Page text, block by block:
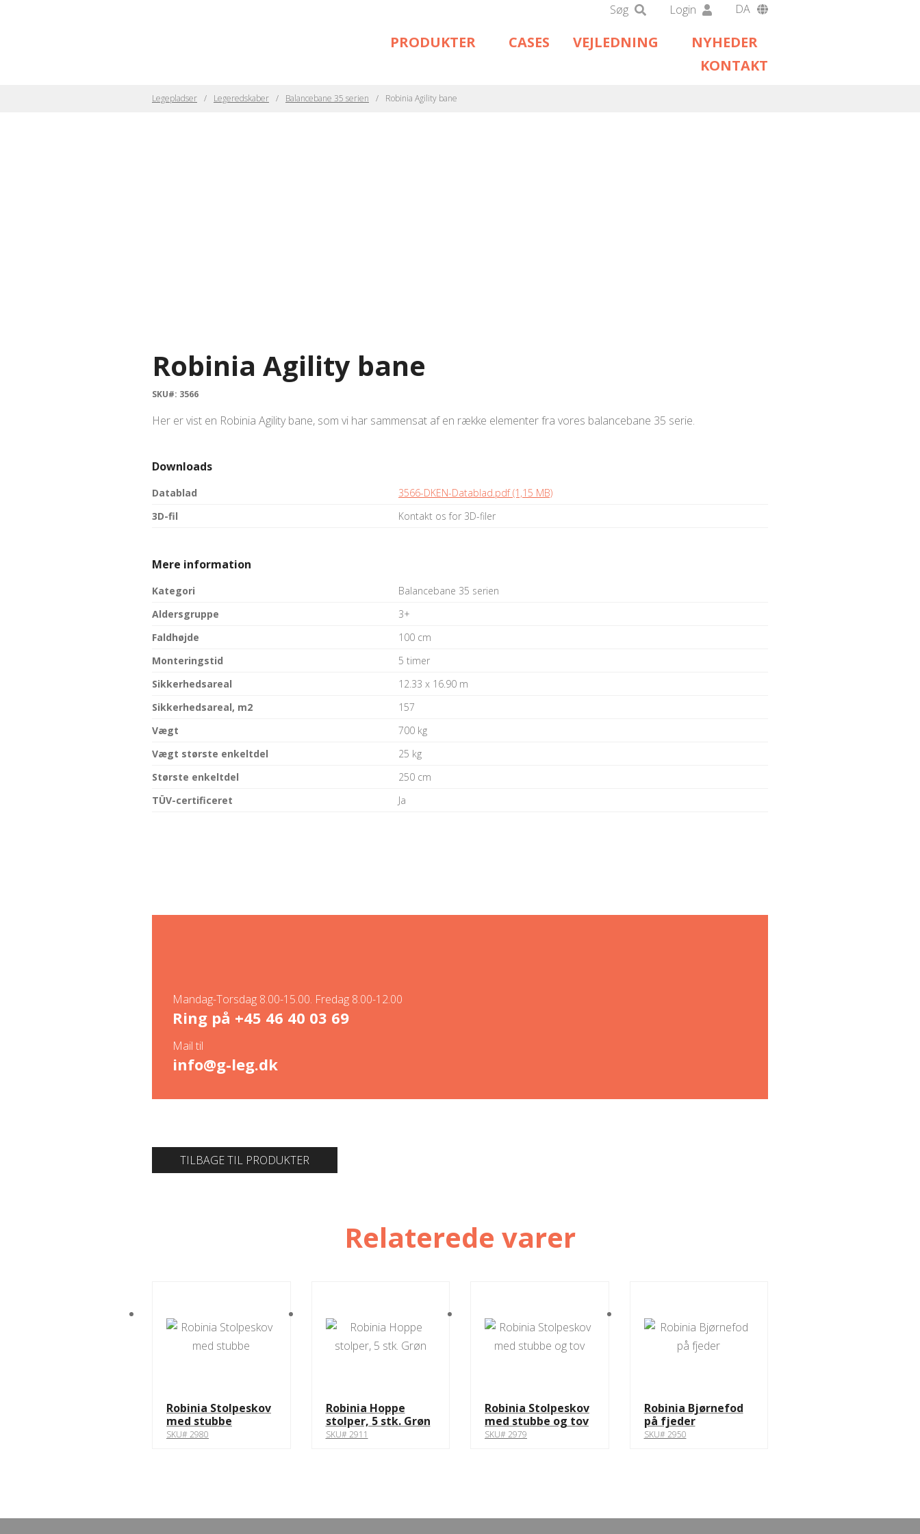
Søg Login
DA
DE
PRODUKTER CASES VEJLEDNING
NYHEDER
KONTAKT
Legepladser Legeredskaber Balancebane 35 serien Robinia Agility bane
Robinia Agility bane
SKU#: 3566
Her er vist en Robinia Agility bane, som vi har sammensat af en række elementer fra vores balancebane 35 serie.
Downloads
Datablad
3566-DKEN-Datablad.pdf (1,15 MB)
3D-fil
Kontakt os for 3D-filer
Mere information
Kategori
Balancebane 35 serien
Aldersgruppe
3+
Faldhøjde
100 cm
Monteringstid
5 timer
Sikkerhedsareal
12.33 x 16.90 m
Sikkerhedsareal, m2
157
Vægt
700 kg
Vægt største enkeltdel
25 kg
Største enkeltdel
250 cm
TÜV-certificeret
Ja
Mandag-Torsdag 8.00-15.00. Fredag 8.00-12.00
Ring på +45 46 40 03 69
Mail til
info@g-leg.dk
TILBAGE TIL PRODUKTER
Relaterede varer
Robinia Stolpeskov
med stubbe
SKU# 2980
Robinia Hoppe
stolper, 5 stk. Grøn
SKU# 2911
Robinia Stolpeskov
med stubbe og tov
SKU# 2979
Robinia Bjørnefod
på fjeder
SKU# 2950